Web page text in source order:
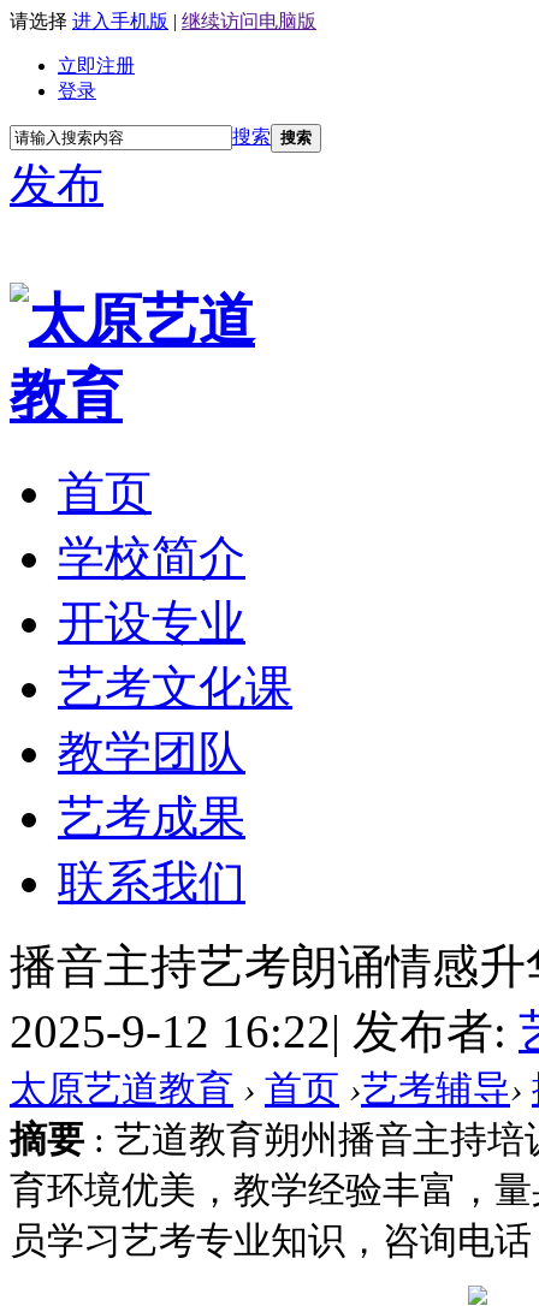
请选择 进入手机版 | 继续访问电脑版
立即注册
登录
搜索 搜索
发布
首页
学校简介
开设专业
艺考文化课
教学团队
艺考成果
联系我们
播音主持艺考朗诵情感
2025-9-12 16:22| 发布者:
太原艺道教育 › 首页 ›艺考辅导›
摘要 : 艺道教育朔州播音主持
育环境优美，教学经验丰富，
员学习艺考专业知识，咨询电话